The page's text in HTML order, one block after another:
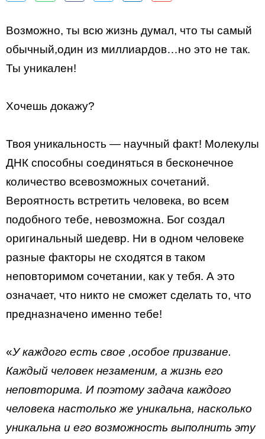
Возможно, ты всю жизнь думал, что ты самый
обычный,один из миллиардов…но это не так.
Ты уникален!
Хочешь докажу?
Твоя уникальность — научный факт! Молекулы
ДНК способны соединяться в бесконечное
количество всевозможных сочетаний.
Вероятность встретить человека, во всем
подобного тебе, невозможна. Бог создал
оригинальный шедевр. Ни в одном человеке
разные факторы не сходятся в таком
неповторимом сочетании, как у тебя. А это
означает, что никто не сможет сделать то, что
предназначено именно тебе!
«У каждого есть свое ,особое призвание.
Каждый человек незаменим, а жизнь его
неповторима. И поэтому задача каждого
человека настолько же уникальна, насколько
уникальна и его возможность выполнить эту